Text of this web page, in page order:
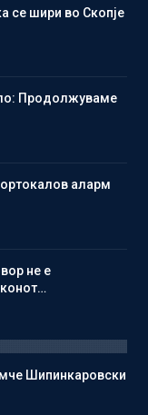
се шири во Скопје
Продолжуваме
аларм
не е
Шипинкаровски